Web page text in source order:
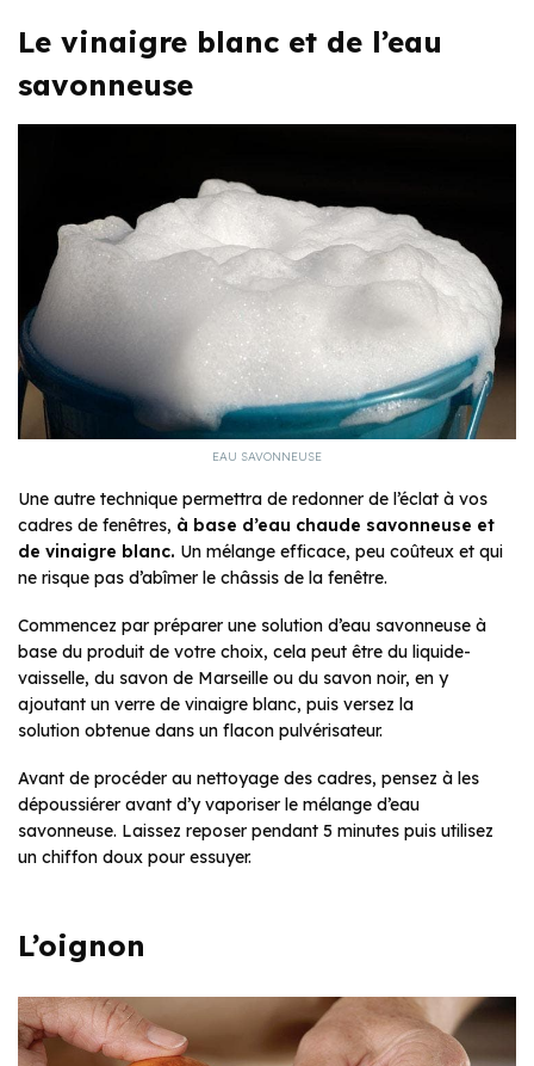
Le vinaigre blanc et de l’eau
savonneuse
EAU SAVONNEUSE
Une autre technique permettra de redonner de l’éclat à vos
cadres de fenêtres, à base d’eau chaude savonneuse et
de vinaigre blanc. Un mélange efficace, peu coûteux et qui
ne risque pas d’abîmer le châssis de la fenêtre.
Commencez par préparer une solution d’eau savonneuse à
base du produit de votre choix, cela peut être du liquide-
vaisselle, du savon de Marseille ou du savon noir, en y
ajoutant un verre de vinaigre blanc, puis versez la
solution obtenue dans un flacon pulvérisateur.
Avant de procéder au nettoyage des cadres, pensez à les
dépoussiérer avant d’y vaporiser le mélange d’eau
savonneuse. Laissez reposer pendant 5 minutes puis utilisez
un chiffon doux pour essuyer.
L’oignon